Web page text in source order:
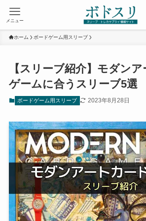
メニュー
ホーム ボードゲーム用スリーブ
【スリーブ紹介】モダン
ゲームに合うスリーブ5選
ボードゲーム用スリーブ 2023年8月28日